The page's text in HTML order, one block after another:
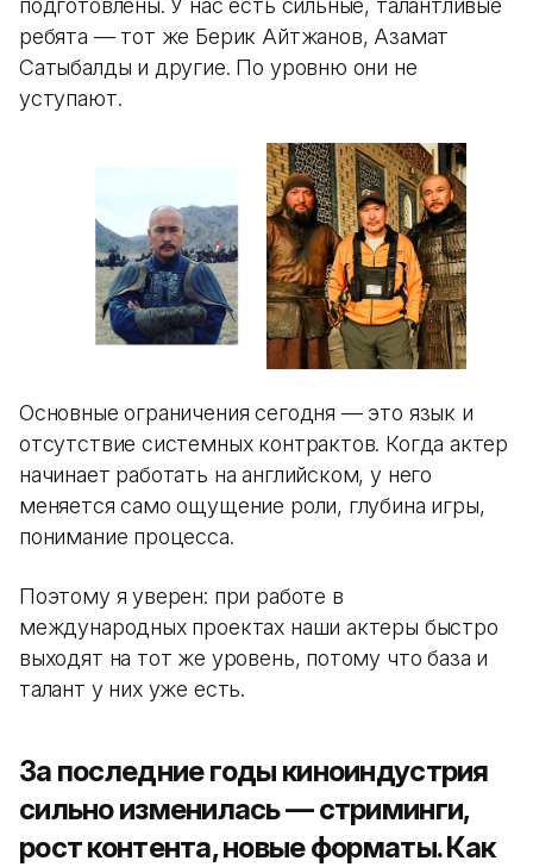
подготовлены. У нас есть сильные, талантливые
ребята — тот же Берик Айтжанов, Азамат
Сатыбалды и другие. По уровню они не
уступают.
Основные ограничения сегодня — это язык и
отсутствие системных контрактов. Когда актер
начинает работать на английском, у него
меняется само ощущение роли, глубина игры,
понимание процесса.
Поэтому я уверен: при работе в
международных проектах наши актеры быстро
выходят на тот же уровень, потому что база и
талант у них уже есть.
За последние годы киноиндустрия
сильно изменилась — стриминги,
рост контента, новые форматы. Как